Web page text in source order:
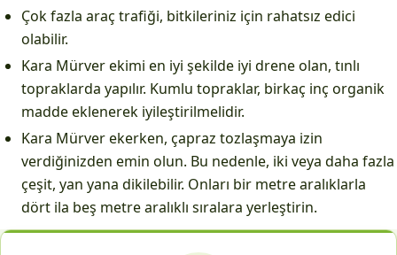
Çok fazla araç trafiği, bitkileriniz için rahatsız edici
olabilir.
Kara Mürver ekimi en iyi şekilde iyi drene olan, tınlı
topraklarda yapılır. Kumlu topraklar, birkaç inç organik
madde eklenerek iyileştirilmelidir.
Kara Mürver ekerken, çapraz tozlaşmaya izin
verdiğinizden emin olun. Bu nedenle, iki veya daha fazla
çeşit, yan yana dikilebilir. Onları bir metre aralıklarla
dört ila beş metre aralıklı sıralara yerleştirin.